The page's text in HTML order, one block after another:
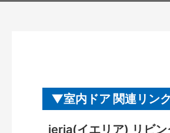
室内ドア 関連リンク
ieria(イエリア) リビ